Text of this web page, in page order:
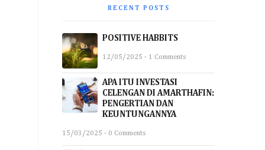
RECENT POSTS
POSITIVE HABBITS
12/05/2025 - 1 Comments
APA ITU INVESTASI
CELENGAN DI AMARTHAFIN:
PENGERTIAN DAN
KEUNTUNGANNYA
15/03/2025 - 0 Comments